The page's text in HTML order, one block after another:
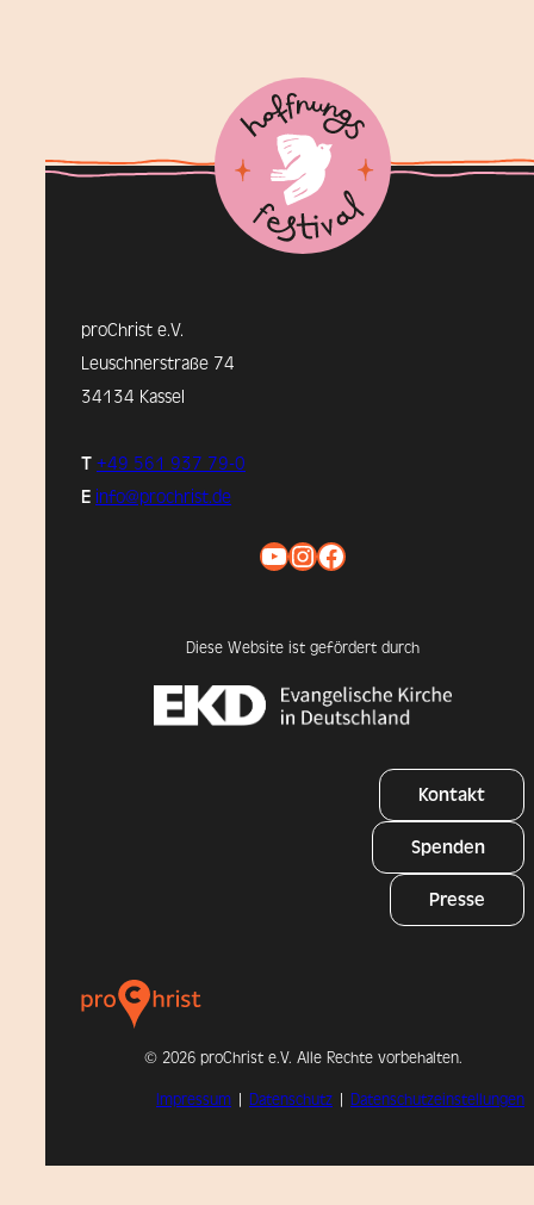
proChrist e.V.
Leuschnerstraße 74
34134 Kassel
T +49 561 937 79-0
E info@prochrist.de
YouTube InstagramFacebook
Diese Website ist gefördert durch
Kontakt
Spenden
Presse
© 2026 proChrist e.V. Alle Rechte vorbehalten.
Impressum | Datenschutz | Datenschutzeinstellungen